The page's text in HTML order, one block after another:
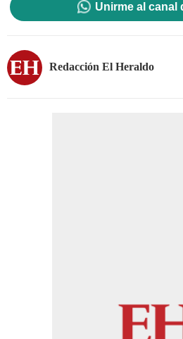
Unirme al canal
Redacción El Heraldo